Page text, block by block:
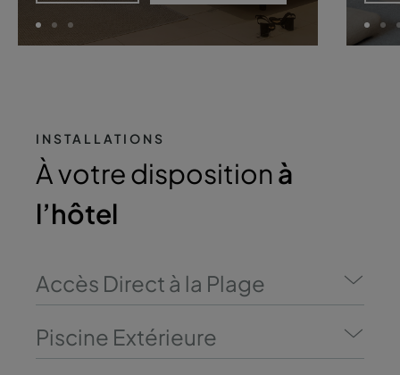
INSTALLATIONS
À votre dispositionà
l’hôtel
Accès Direct à la Plage
Piscine Extérieure